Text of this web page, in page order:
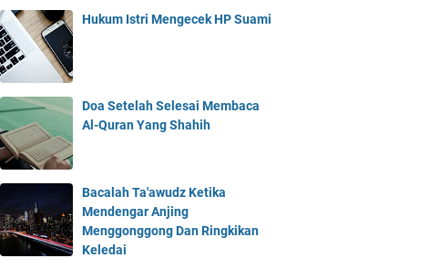
Hukum Istri Mengecek HP Suami
Doa Setelah Selesai Membaca
Al-Quran Yang Shahih
Bacalah Ta'awudz Ketika
Mendengar Anjing
Menggonggong Dan Ringkikan
Keledai